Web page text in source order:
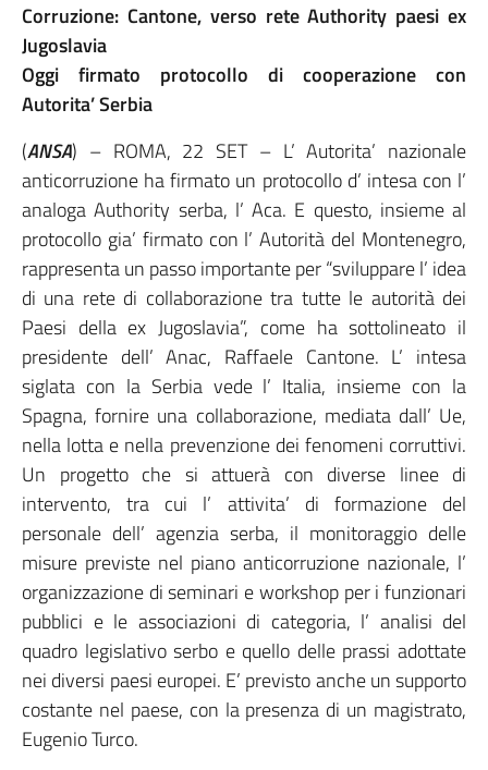
Corruzione: Cantone, verso rete Authority paesi ex
Jugoslavia
Oggi firmato protocollo di cooperazione con
Autorita’ Serbia
(ANSA) – ROMA, 22 SET – L’ Autorita’ nazionale
anticorruzione ha firmato un protocollo d’ intesa con l’
analoga Authority serba, l’ Aca. E questo, insieme al
protocollo gia’ firmato con l’ Autorità del Montenegro,
rappresenta un passo importante per “sviluppare l’ idea
di una rete di collaborazione tra tutte le autorità dei
Paesi della ex Jugoslavia”, come ha sottolineato il
presidente dell’ Anac, Raffaele Cantone. L’ intesa
siglata con la Serbia vede l’ Italia, insieme con la
Spagna, fornire una collaborazione, mediata dall’ Ue,
nella lotta e nella prevenzione dei fenomeni corruttivi.
Un progetto che si attuerà con diverse linee di
intervento, tra cui l’ attivita’ di formazione del
personale dell’ agenzia serba, il monitoraggio delle
misure previste nel piano anticorruzione nazionale, l’
organizzazione di seminari e workshop per i funzionari
pubblici e le associazioni di categoria, l’ analisi del
quadro legislativo serbo e quello delle prassi adottate
nei diversi paesi europei. E’ previsto anche un supporto
costante nel paese, con la presenza di un magistrato,
Eugenio Turco.